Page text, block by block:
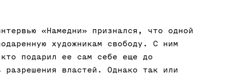
«Намедни» признался, что одной
художникам свободу. С ним
подарил ее сам себе еще до
разрешения властей. Однако так или